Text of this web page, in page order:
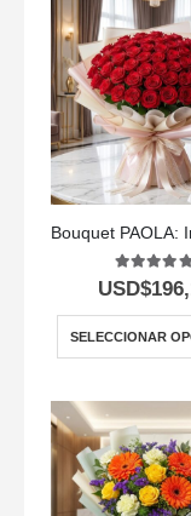
5.00out
USD$
SELECCIONAR